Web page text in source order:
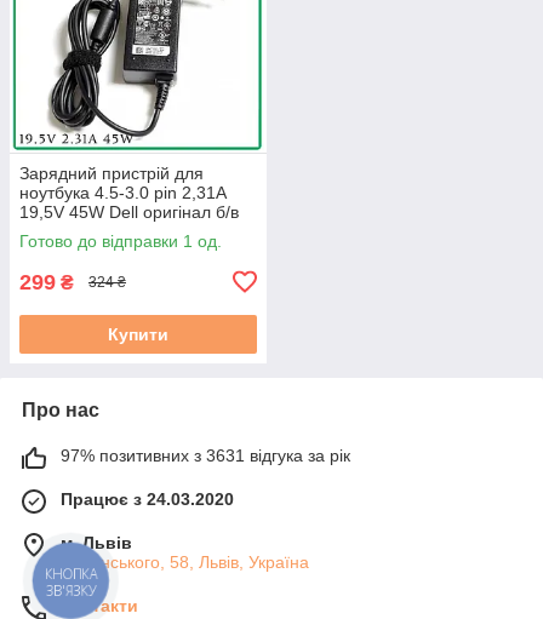
Зарядний пристрій для
ноутбука 4.5-3.0 pin 2,31A
19,5V 45W Dell оригінал б/в
Готово до відправки 1 од.
299 ₴ 324 ₴
Купити
Про нас
97% позитивних з 3631 відгука за рік
Працює з 24.03.2020
м. Львів
Липинського, 58, Львів, Україна
Контакти
КНОПКА
ЗВ'ЯЗКУ